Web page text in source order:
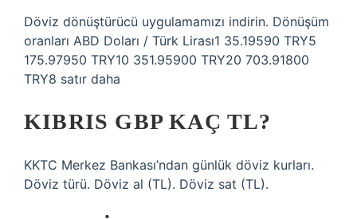
Döviz dönüştürücü uygulamamızı indirin. Dönüşüm
oranları ABD Doları / Türk Lirası1 35.19590 TRY5
175.97950 TRY10 351.95900 TRY20 703.91800
TRY8 satır daha
KIBRIS GBP KAÇ TL?
KKTC Merkez Bankası’ndan günlük döviz kurları.
Döviz türü. Döviz al (TL). Döviz sat (TL).